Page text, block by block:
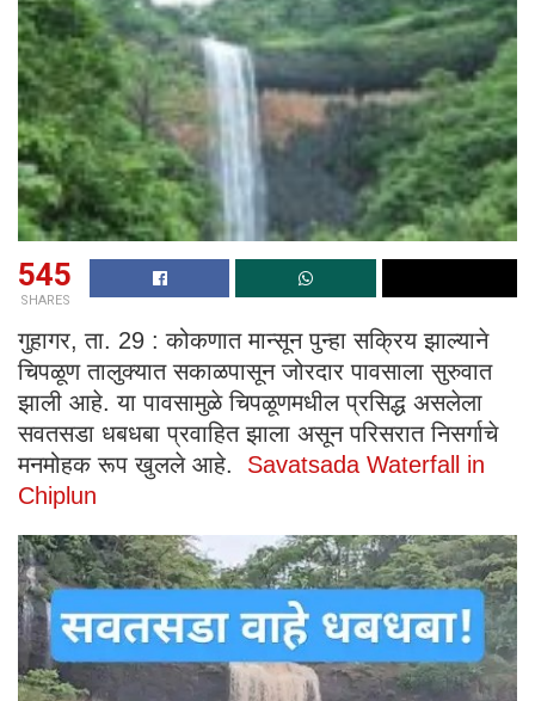
545
SHARES
गुहागर, ता. 29 : कोकणात मान्सून पुन्हा सक्रिय झाल्याने
चिपळूण तालुक्यात सकाळपासून जोरदार पावसाला सुरुवात
झाली आहे. या पावसामुळे चिपळूणमधील प्रसिद्ध असलेला
सवतसडा धबधबा प्रवाहित झाला असून परिसरात निसर्गाचे
मनमोहक रूप खुलले आहे. Savatsada Waterfall in
Chiplun